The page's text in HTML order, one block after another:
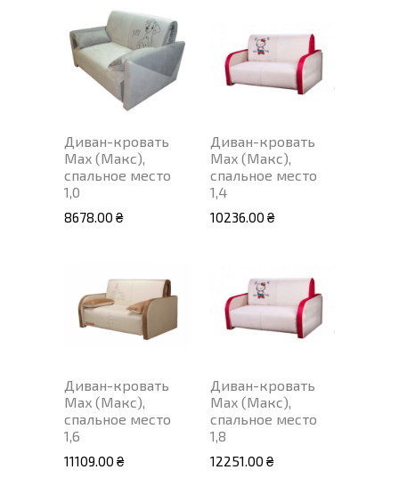
Диван-кровать
Max (Макс),
спальное место
1,0
8678.00 ₴
Диван-кровать
Max (Макс),
спальное место
1,4
10236.00 ₴
Диван-кровать
Max (Макс),
спальное место
1,6
11109.00 ₴
Диван-кровать
Max (Макс),
спальное место
1,8
12251.00 ₴